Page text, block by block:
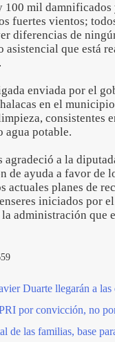
100 mil
fuertes vientos;
diferencias de
asistencial que está
enviada por el
en el
consistentes
agua potable.
agradeció a la
de ayuda a favor de
actuales planes de
iniciados por
administración que
Duarte llegarán a las
por convicción, no
de las familias, base